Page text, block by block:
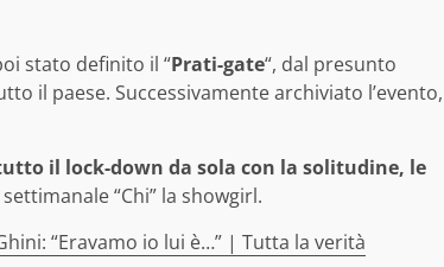
stato definito il “Prati-gate“, dal presunto
il paese. Successivamente archiviato l’evento,
il lock-down da sola con la solitudine, le
“Chi” la showgirl.
“Eravamo io lui è…” | Tutta la verità